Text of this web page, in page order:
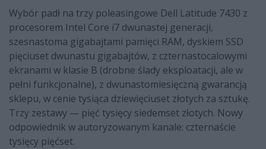
Wybór padł na trzy poleasingowe Dell Latitude 7430 z
procesorem Intel Core i7 dwunastej generacji,
szesnastoma gigabajtami pamięci RAM, dyskiem SSD
pięciuset dwunastu gigabajtów, z czternastocalowymi
ekranami w klasie B (drobne ślady eksploatacji, ale w
pełni funkcjonalne), z dwunastomiesięczną gwarancją
sklepu, w cenie tysiąca dziewięciuset złotych za sztukę.
Trzy zestawy — pięć tysięcy siedemset złotych. Nowy
odpowiednik w autoryzowanym kanale: czternaście
tysięcy pięćset.